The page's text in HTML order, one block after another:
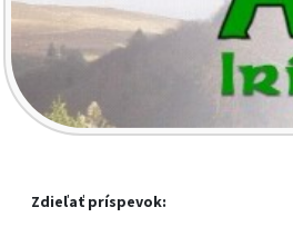
Zdieľať príspevok: